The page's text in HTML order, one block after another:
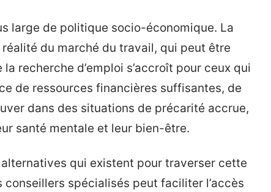
large de politique socio-économique. La
du marché du travail, qui peut être
recherche d’emploi s’accroît pour ceux qui
de ressources financières suffisantes, de
dans des situations de précarité accrue,
santé mentale et leur bien-être.
qui existent pour traverser cette
spécialisés peut faciliter l’accès